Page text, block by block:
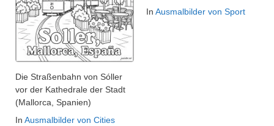
Die Straßenbahn von Sóller
vor der Kathedrale der Stadt
(Mallorca, Spanien)
In Ausmalbilder von Cities
In Ausmalbilder von Sport